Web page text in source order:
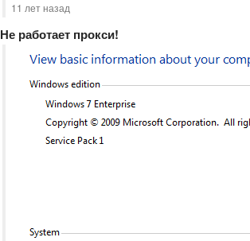
11 лет назад
Не работает прокси!